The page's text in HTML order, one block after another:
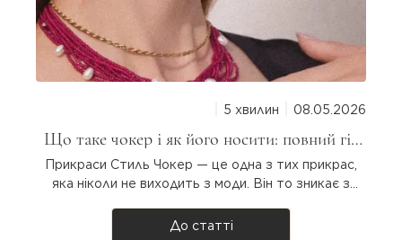
5 хвилин 08.05.2026
Що таке чокер і як його носити: повний гід
для дівчат
Прикраси Стиль Чокер — це одна з тих прикрас,
яка ніколи не виходить з моди. Він то зникає з
таке чокер насправді, звідки він узявся і як
До статті